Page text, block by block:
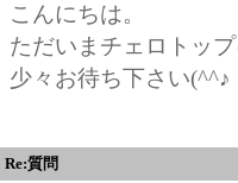
こんにちは。
ただいまチェロトッ
少々お待ち下さい(^^♪
Re:質問